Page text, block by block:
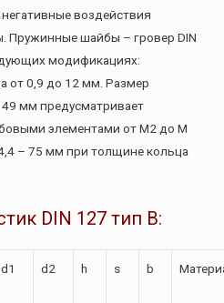
воздействия
Пружинные шайбы – гровер DIN
модификациях:
от 0,9 до 12 мм. Размер
мм предусматривает
элементами от М2 до М
– 75 мм при толщине кольца
DIN 127 тип B:
d1 d2 h s b